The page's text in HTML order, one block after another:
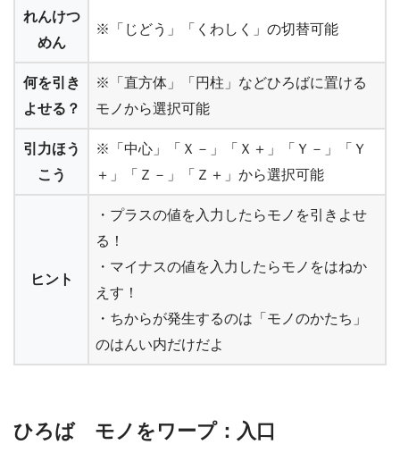
れんけつ
めん
※「じどう」「くわしく」の切替可能
何を引き
よせる？
※「直方体」「円柱」などひろばに置ける
モノから選択可能
引力ほう
こう
※「中心」「Ｘ－」「Ｘ＋」「Ｙ－」「Ｙ
＋」「Ｚ－」「Ｚ＋」から選択可能
ヒント
・プラスの値を入力したらモノを引きよせ
る！
・マイナスの値を入力したらモノをはねか
えす！
・ちからが発生するのは「モノのかたち」
のはんい内だけだよ
ひろば モノをワープ：入口